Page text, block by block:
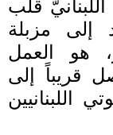
قلب
إلى مزبلة
هو العمل
قريباً إلى
اللبنانيين